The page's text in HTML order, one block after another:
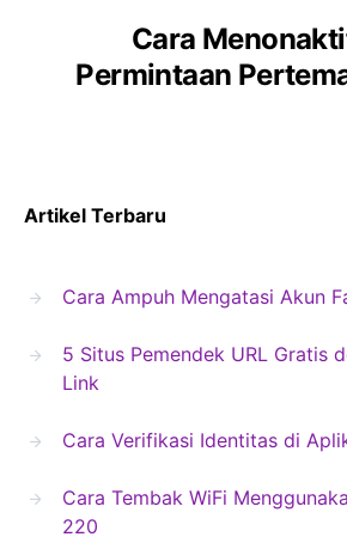
Cara
Permintaan
Artikel Terbaru
Cara Ampuh Mengatasi Akun
5 Situs Pemendek URL Gratis
Link
Cara Verifikasi Identitas di
Cara Tembak WiFi
220